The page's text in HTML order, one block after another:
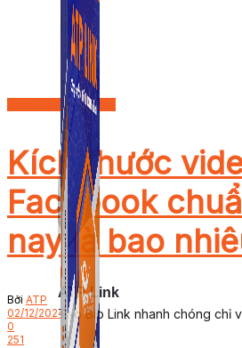
ATP Link
Tạo Bio Link nhanh chóng chỉ
Facebook Marketing
Kích thước
Facebook
nay là bao
Bởi ATP
02/12/2024
0
251